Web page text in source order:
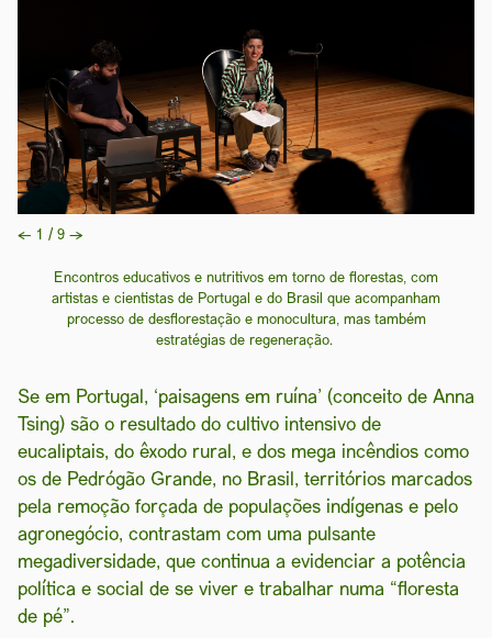
← 1 / 9 →
Previous Next
Encontros educativos e nutritivos em torno de florestas, com
artistas e cientistas de Portugal e do Brasil que acompanham
processo de desflorestação e monocultura, mas também
estratégias de regeneração.
Se em Portugal, ‘paisagens em ruína’ (conceito de Anna
Tsing) são o resultado do cultivo intensivo de
eucaliptais, do êxodo rural, e dos mega incêndios como
os de Pedrógão Grande, no Brasil, territórios marcados
pela remoção forçada de populações indígenas e pelo
agronegócio, contrastam com uma pulsante
megadiversidade, que continua a evidenciar a potência
política e social de se viver e trabalhar numa “floresta
de pé”.